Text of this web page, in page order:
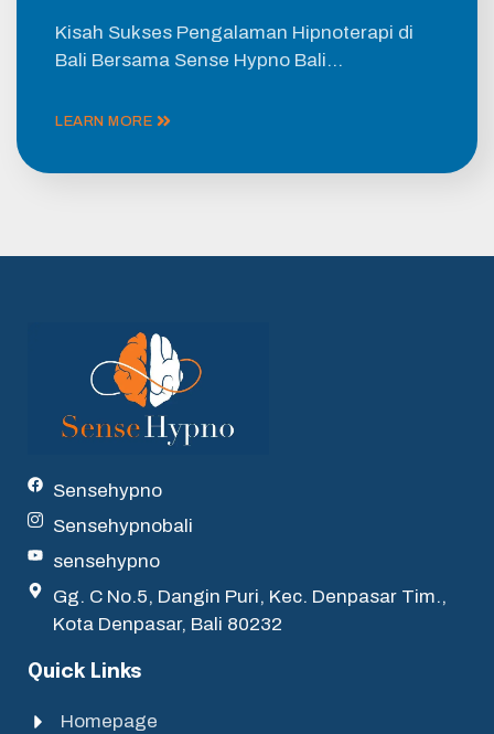
Kisah Sukses Pengalaman Hipnoterapi di
Bali Bersama Sense Hypno Bali…
LEARN MORE
Sensehypno
Sensehypnobali
sensehypno
Gg. C No.5, Dangin Puri, Kec. Denpasar Tim.,
Kota Denpasar, Bali 80232
Quick Links
Homepage